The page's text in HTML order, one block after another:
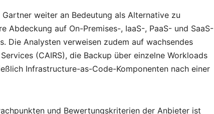
weiter an Bedeutung als Alternative zu
auf On-Premises-, IaaS-, PaaS- und SaaS-
Die Analysten verweisen zudem auf wachsendes
(CAIRS), die Backup über einzelne Workloads
Infrastructure-as-Code-Komponenten nach einer
und Bewertungskriterien der Anbieter ist